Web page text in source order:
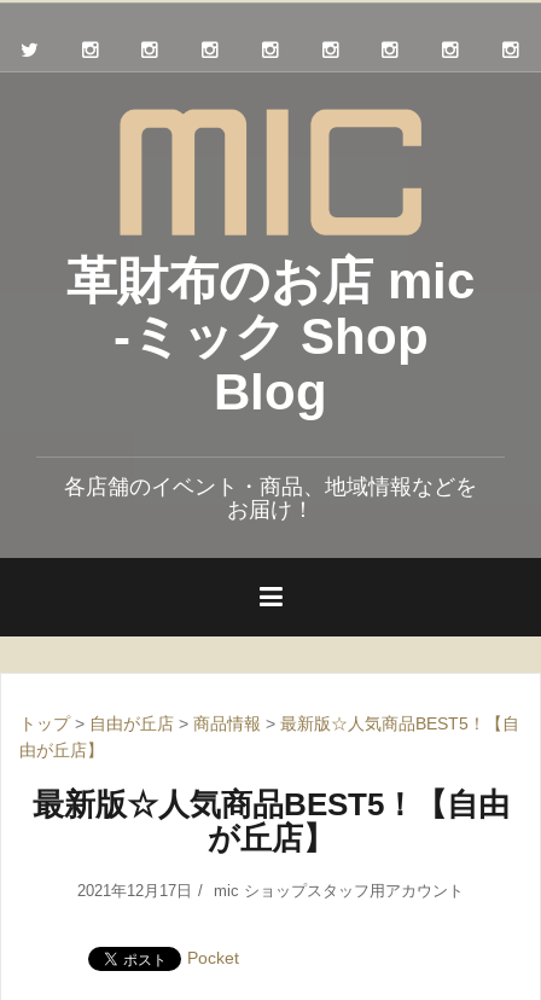
革財布のお店 mic
-ミック Shop
Blog
各店舗のイベント・商品、地域情報などを
お届け！
トップ> 自由が丘店 > 商品情報 > 最新版☆人気商品BEST5！【自
由が丘店】
最新版☆人気商品BEST5！【自由
が丘店】
2021年12月17日 mic ショップスタッフ用アカウント
Pocket